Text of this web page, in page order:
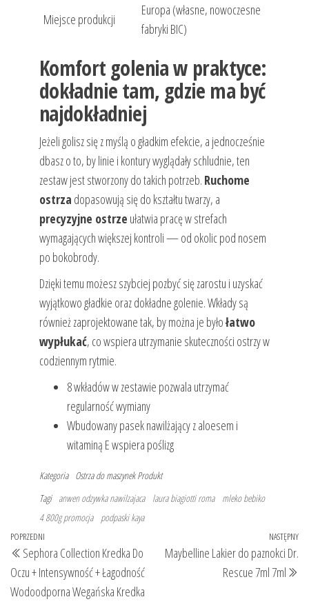
Miejsce produkcji
Europa (własne, nowoczesne
fabryki BIC)
Komfort golenia w praktyce:
dokładnie tam, gdzie ma być
najdokładniej
Jeżeli golisz się z myślą o gładkim efekcie, a jednocześnie
dbasz o to, by linie i kontury wyglądały schludnie, ten
zestaw jest stworzony do takich potrzeb. Ruchome
ostrza dopasowują się do kształtu twarzy, a
precyzyjne ostrze ułatwia pracę w strefach
wymagających większej kontroli — od okolic pod nosem
po bokobrody.
Dzięki temu możesz szybciej pozbyć się zarostu i uzyskać
wyjątkowo gładkie oraz dokładne golenie. Wkłady są
również zaprojektowane tak, by można je byłołatwo
wypłukać, co wspiera utrzymanie skuteczności ostrzy w
codziennym rytmie.
8 wkładów w zestawie pozwala utrzymać
regularność wymiany
Wbudowany pasek nawilżający z aloesem i
witaminą E wspiera poślizg
Kategoria Ostrza do maszynek Produkt
Tagi anwen odzywka nawilzajaca laura biagiotti roma
mleko bebiko
4 800g promocja
podpaski kaya
Nawigacja
wpisu
Poprzedni
wpis
POPRZEDNI
Sephora Collection Kredka Do
Oczu + Intensywność + Łagodność
Wodoodporna Wegańska Kredka
NASTĘPNY
Maybelline Lakier do paznokci Dr.
Rescue 7ml 7ml